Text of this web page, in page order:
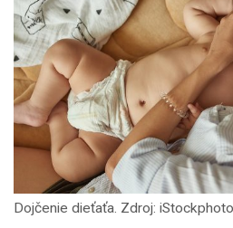
Dojčenie dieťaťa. Zdroj: